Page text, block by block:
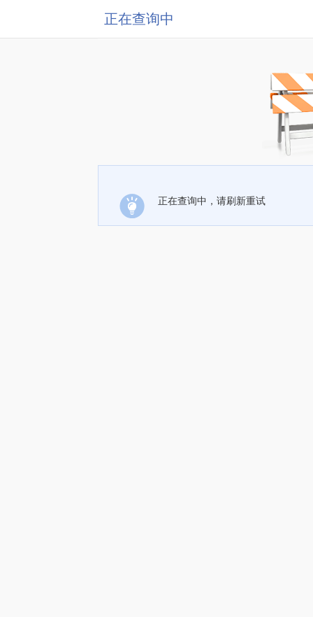
正在查询中
正在查询中，请刷新重试